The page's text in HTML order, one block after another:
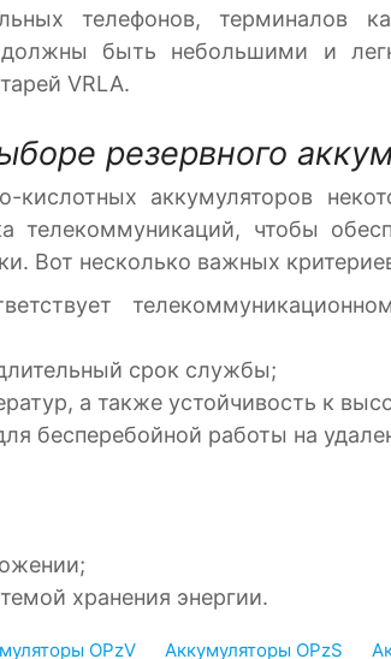
телефонов, терминалов
быть небольшими и
VRLA.
резервного
кислотных аккумуляторов
телекоммуникаций, чтобы
Вот несколько важных
срок службы;
а также устойчивость к
бесперебойной работы на
хранения энергии.
OPzV Аккумуляторы OPzS